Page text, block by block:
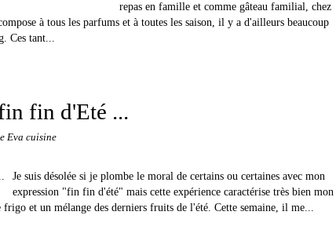
repas en famille et comme gâteau familial, chez
à tous les parfums et à toutes les saison, il y a d'ailleurs beaucoup
Ces tant...
fin d'Eté ...
Eva cuisine
Je suis désolée si je plombe le moral de certains ou certaines avec mon
expression "fin fin d'été" mais cette expérience caractérise très bien mon
et un mélange des derniers fruits de l'été. Cette semaine, il me...